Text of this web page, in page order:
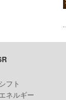
フト
ネルギー